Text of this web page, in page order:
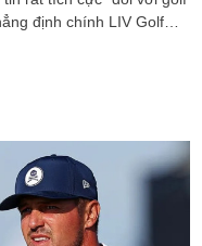
định chính LIV Golf
phát triển golf toàn
sẽ tiếp tục tồn tại và